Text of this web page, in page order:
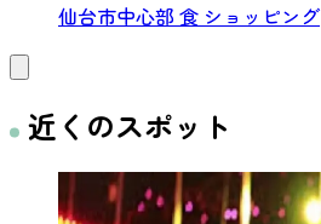
仙台市中心部 食 ショッピング
近くのスポット